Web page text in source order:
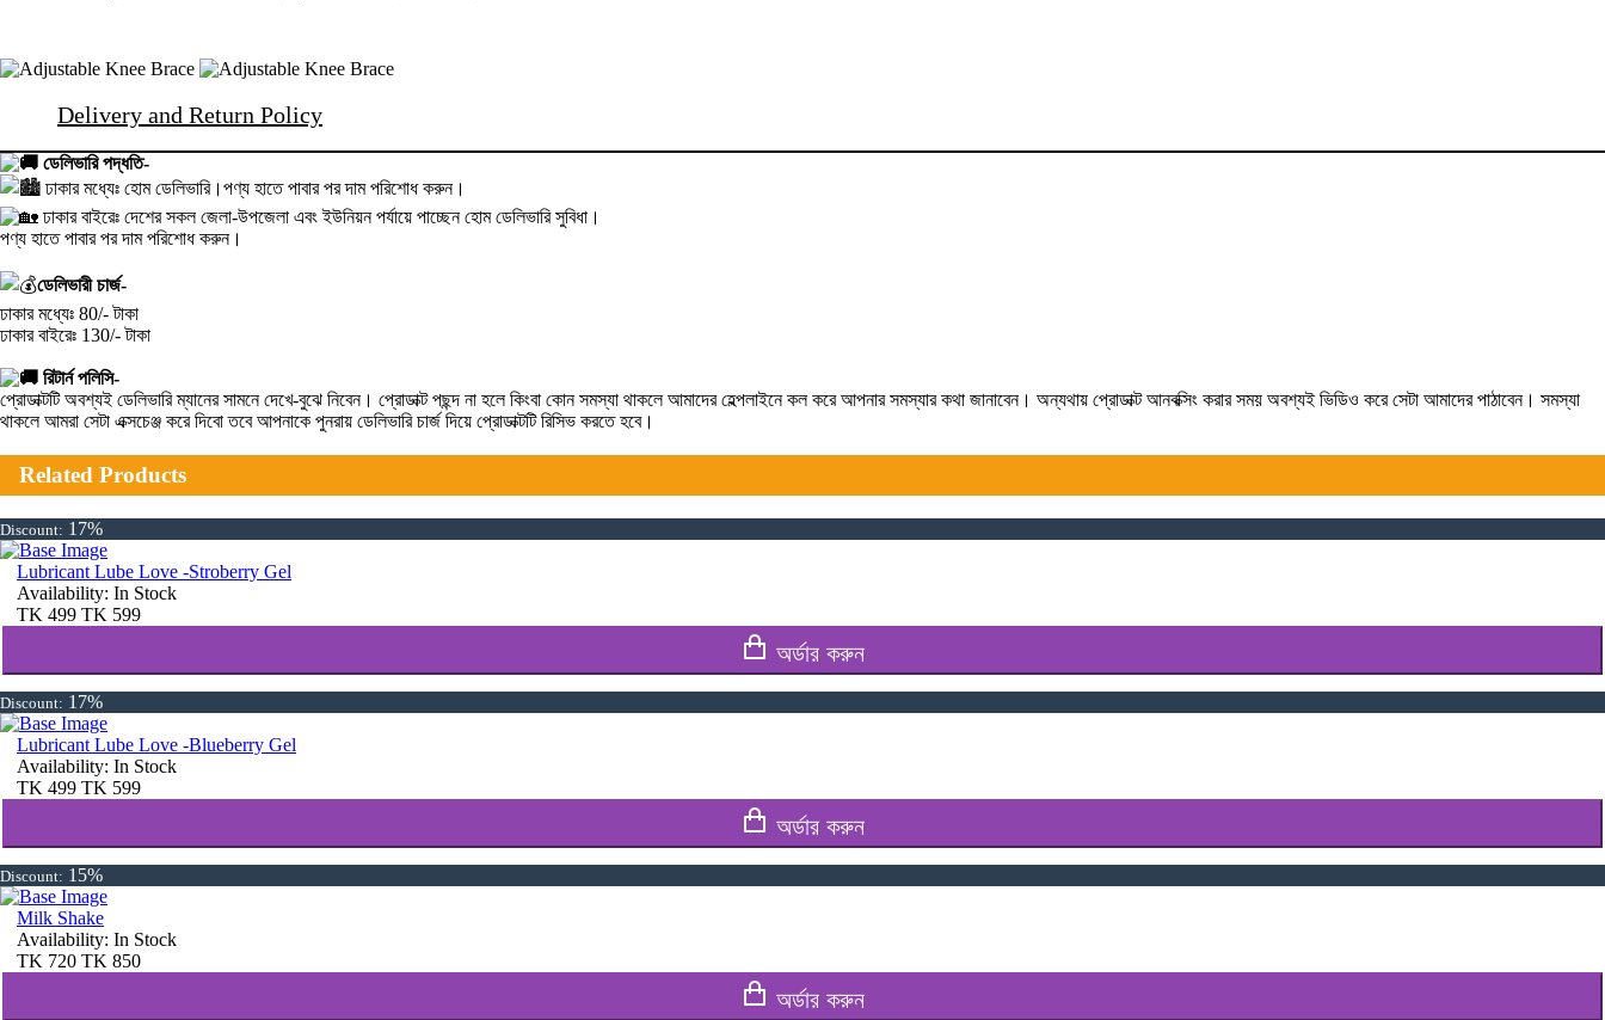
Delivery and Return Policy
ডেলিভারি পদ্ধতি-
ঢাকার মধ্যেঃ হোম ডেলিভারি।পণ্য হাতে পাবার পর দাম পরিশোধ করুন।
ঢাকার বাইরেঃ দেশের সকল জেলা-উপজেলা এবং ইউনিয়ন পর্যায়ে পাচ্ছেন হোম ডেলিভারি সুবিধা।
পণ্য হাতে পাবার পর দাম পরিশোধ করুন।
ডেলিভারী চার্জ-
ঢাকার মধ্যেঃ 80/- টাকা
ঢাকার বাইরেঃ 130/- টাকা
রিটার্ন পলিসি-
প্রোডাক্টটি অবশ্যই ডেলিভারি ম্যানের সামনে দেখে-বুঝে নিবেন। প্রোডাক্ট পছন্দ না হলে কিংবা কোন সমস্যা থাকলে আমাদের হেল্পলাইনে কল করে আপনার সমস্যার কথা জানাবেন। অন্যথায় প্রোডাক্ট আনবক্সিং করার সময় অবশ্যই ভিডিও করে সেটা আমাদের পাঠাবেন। সমস্যা
থাকলে আমরা সেটা এক্সচেঞ্জ করে দিবো তবে আপনাকে পুনরায় ডেলিভারি চার্জ দিয়ে প্রোডাক্টটি রিসিভ করতে হবে।
Related Products
Discount: 17%
Lubricant Lube Love -Stroberry Gel
Availability: In Stock
TK 499 TK 599
অর্ডার করুন
Discount: 17%
Lubricant Lube Love -Blueberry Gel
Availability: In Stock
TK 499 TK 599
অর্ডার করুন
Discount: 15%
Milk Shake
Availability: In Stock
TK 720 TK 850
অর্ডার করুন